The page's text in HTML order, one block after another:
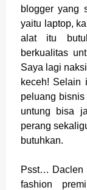
blogger yang
yaitu laptop,
alat itu
berkualitas
Saya lagi
keceh! Selain
peluang
untung bisa
perang
butuhkan.
Psst… Daclen
fashion